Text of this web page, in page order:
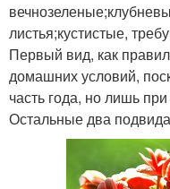
листья;кустистые,
Первый вид, как
домашних условий,
часть года, но лишь
Остальные два